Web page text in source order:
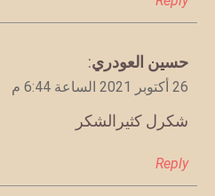
يقول
حسين العودري:
26 أكتوبر 2021 الساعة 6:44 م
شكرل كثيرالشكر
Reply